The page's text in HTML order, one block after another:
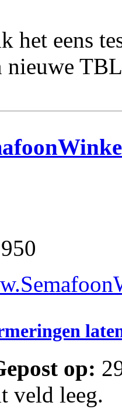
het eens
nieuwe
op:
veld leeg.